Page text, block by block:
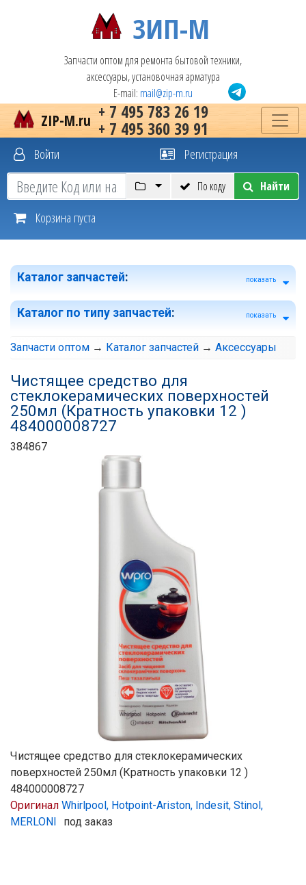
ЗИП-М
Запчасти оптом для ремонта бытовой техники,
аксессуары, установочная арматура
E-mail: mail@zip-m.ru
+ 7 495 783 26 19
+ 7 495 360 39 91
ZIP-M.ru
Войти Регистрация
По коду Найти
Корзина пуста
Каталог запчастей: показать
Каталог по типу запчастей: показать
Запчасти оптом → Каталог запчастей → Аксессуары
Чистящее средство для
стеклокерамических поверхностей
250мл (Кратность упаковки 12 )
484000008727
384867
Чистящее средство для стеклокерамических
поверхностей 250мл (Кратность упаковки 12 )
484000008727
Оригинал Whirlpool, Hotpoint-Ariston, Indesit, Stinol,
MERLONI
под заказ